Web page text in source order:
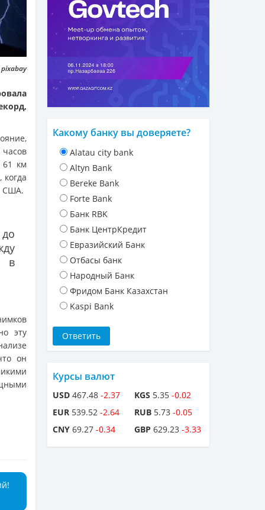
61 км
США.
в
эту
он
Какому банку вы доверяете?
Alatau city bank
Altyn Bank
Bereke Bank
Forte Bank
Банк RBK
Банк ЦентрКредит
Евразийский Банк
Отбасы банк
Народный Банк
Фридом Банк Казахстан
Kaspi Bank
Курсы валют
USD 467.48 -2.37
EUR 539.52 -2.64
CNY 69.27 -0.34
KGS 5.35 -0.02
RUB 5.73 -0.05
GBP 629.23 -3.33